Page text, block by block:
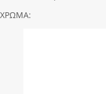
ΧΡΩΜΑ: